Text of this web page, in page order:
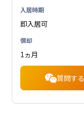
入居時期
即入居可
償却
1ヵ月
質問する